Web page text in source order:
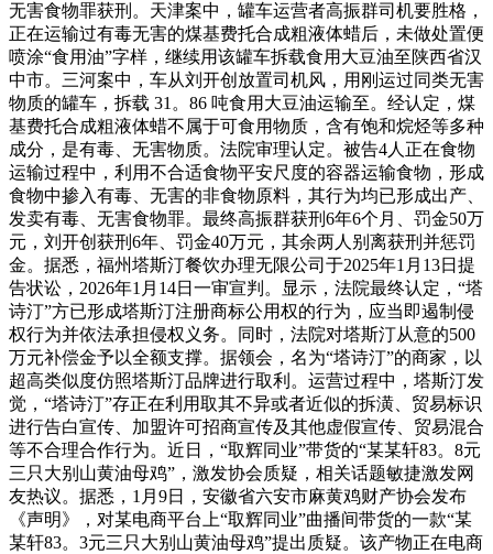
无害食物罪获刑。天津案中，罐车运营者高振群司机要胜格，
正在运输过有毒无害的煤基费托合成粗液体蜡后，未做处置便
喷涂“食用油”字样，继续用该罐车拆载食用大豆油至陕西省汉
中市。三河案中，车从刘开创放置司机风，用刚运过同类无害
物质的罐车，拆载 31。86 吨食用大豆油运输至。经认定，煤
基费托合成粗液体蜡不属于可食用物质，含有饱和烷烃等多种
成分，是有毒、无害物质。法院审理认定。被告4人正在食物
运输过程中，利用不合适食物平安尺度的容器运输食物，形成
食物中掺入有毒、无害的非食物原料，其行为均已形成出产、
发卖有毒、无害食物罪。最终高振群获刑6年6个月、罚金50万
元，刘开创获刑6年、罚金40万元，其余两人别离获刑并惩罚
金。据悉，福州塔斯汀餐饮办理无限公司于2025年1月13日提
告状讼，2026年1月14日一审宣判。显示，法院最终认定，“塔
诗汀”方已形成塔斯汀注册商标公用权的行为，应当即遏制侵
权行为并依法承担侵权义务。同时，法院对塔斯汀从意的500
万元补偿金予以全额支撑。据领会，名为“塔诗汀”的商家，以
超高类似度仿照塔斯汀品牌进行取利。运营过程中，塔斯汀发
觉，“塔诗汀”存正在利用取其不异或者近似的拆潢、贸易标识
进行告白宣传、加盟许可招商宣传及其他虚假宣传、贸易混合
等不合理合作行为。近日，“取辉同业”带货的“某某轩83。8元
三只大别山黄油母鸡”，激发协会质疑，相关话题敏捷激发网
友热议。据悉，1月9日，安徽省六安市麻黄鸡财产协会发布
《声明》，对某电商平台上“取辉同业”曲播间带货的一款“某
某轩83。3元三只大别山黄油母鸡”提出质疑。该产物正在电商